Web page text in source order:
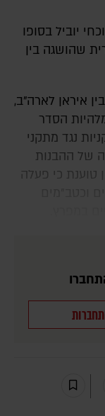
יוביל בסופו
שהושגה בין
הסדר
נגד מתקני
של ההבנות
טוענת כי פעלה